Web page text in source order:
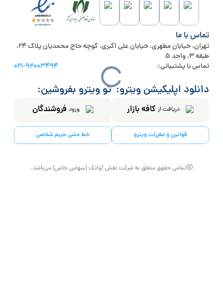
تماس با ما
تهران، خیابان مطهری، خیابان علی اکبری، کوچه حاج محمدیان پلاک 24،
طبقه 3، واحد 5
تماس با پشتیبانی:
021-92003494
دانلود اپلیکیشن ویترو:
دریافت از کافه بازار
تو ویترو بفروشین:
ورود فروشندگان
قوانین و مقررات ویترو خط مشی حریم شخصی
تمامی حقوق متعلق به شرکت نقش آواتک (سهامی خاص) می‌باشد.